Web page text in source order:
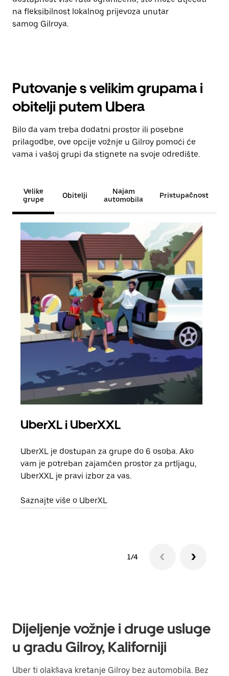
na fleksibilnost lokalnog prijevoza unutar
samog Gilroya.
Putovanje s velikim grupama i
obitelji putem Ubera
Bilo da vam treba dodatni prostor ili posebne
prilagodbe, ove opcije vožnje u Gilroy pomoći će
vama i vašoj grupi da stignete na svoje odredište.
Velike
grupe
Obitelji
Najam
automobila
Pristupačnost
UberXL i UberXXL
UberXL je dostupan za grupe do 6 osoba. Ako
vam je potreban zajamčen prostor za prtljagu,
UberXXL je pravi izbor za vas.
Saznajte više o UberXL
1/4
Dijeljenje vožnje i druge usluge
u gradu Gilroy, Kaliforniji
Uber ti olakšava kretanje Gilroy bez automobila. Bez